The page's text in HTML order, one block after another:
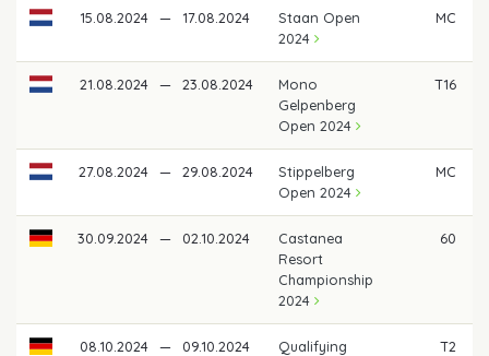
15.08.2024 — 17.08.2024
Staan Open
2024
MC
21.08.2024 — 23.08.2024
Mono
Gelpenberg
Open 2024
T16
27.08.2024 — 29.08.2024
Stippelberg
Open 2024
MC
30.09.2024 — 02.10.2024
Castanea
Resort
Championship
2024
60
08.10.2024 — 09.10.2024
Qualifying
T2